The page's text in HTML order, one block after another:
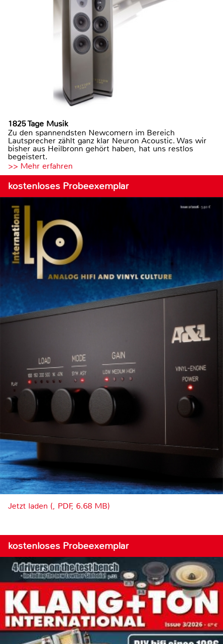
1825 Tage Musik
Zu den spannendsten Newcomern im Bereich
Lautsprecher zählt ganz klar Neuron Acoustic. Was wir
bisher aus Heilbronn gehört haben, hat uns restlos
begeistert.
>> Mehr erfahren
kostenloses Probeexemplar
Jetzt laden (, PDF, 6.68 MB)
kostenloses Probeexemplar